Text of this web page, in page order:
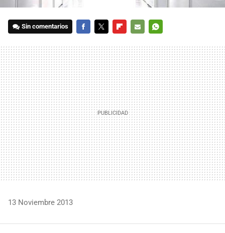
Sin comentarios
MAIL
13 Noviembre 2013